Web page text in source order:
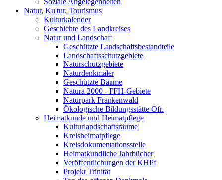
Soziale Angelegenheiten
Natur, Kultur, Tourismus
Kulturkalender
Geschichte des Landkreises
Natur und Landschaft
Geschützte Landschaftsbestandteile
Landschaftsschutzgebiete
Naturschutzgebiete
Naturdenkmäler
Geschützte Bäume
Natura 2000 - FFH-Gebiete
Naturpark Frankenwald
Ökologische Bildungsstätte Ofr.
Heimatkunde und Heimatpflege
Kulturlandschaftsräume
Kreisheimatpflege
Kreisdokumentationsstelle
Heimatkundliche Jahrbücher
Veröffentlichungen der KHPf
Projekt Trinität